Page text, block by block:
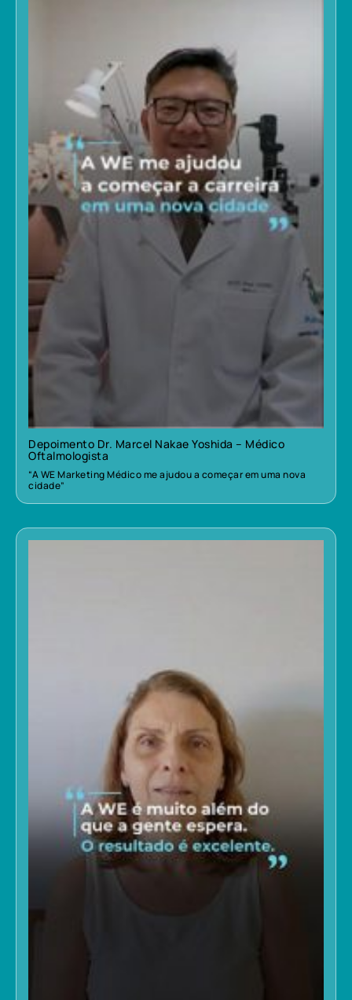
Depoimento Dr. Marcel Nakae Yoshida – Médico
Oftalmologista
“A WE Marketing Médico me ajudou a começar em uma nova
cidade”